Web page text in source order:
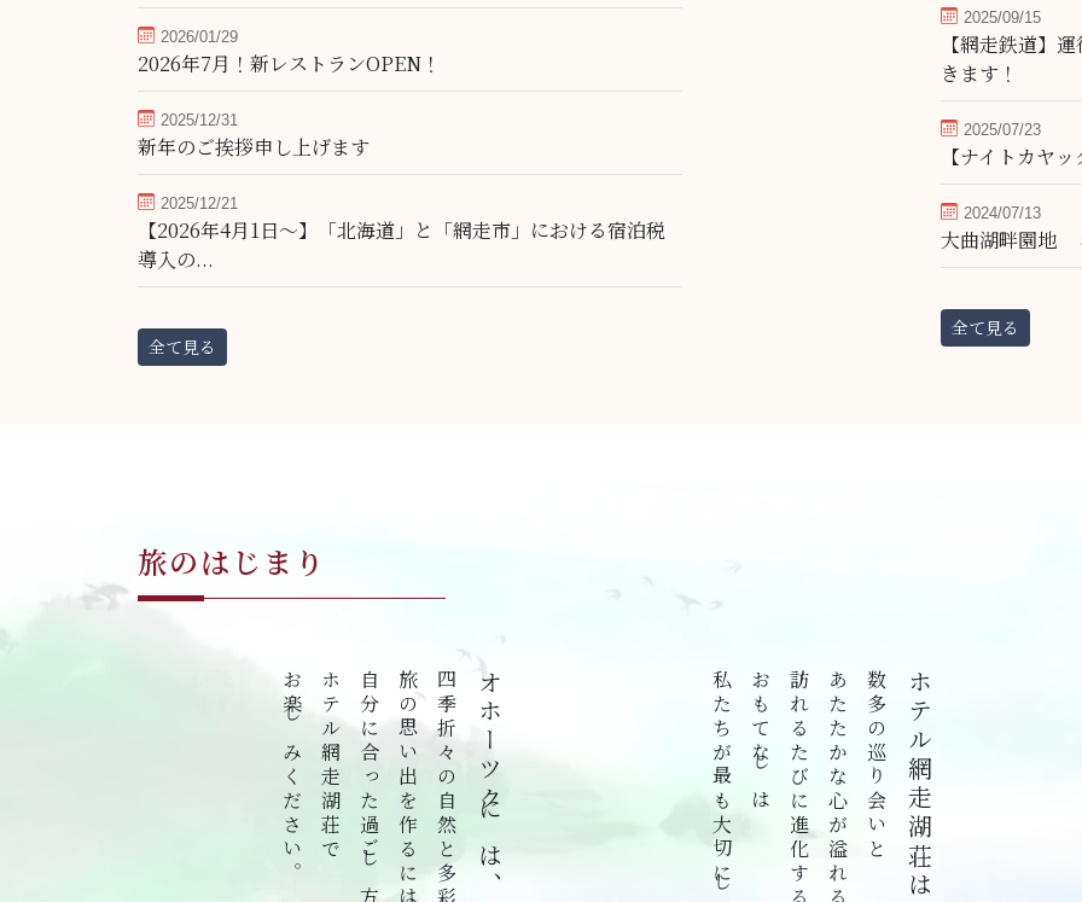
2026年7月！新レストランOPEN！
2026/01/29
新年のご挨拶申し上げます
2025/12/31
【2026年4月1日～】「北海道」と「網走市」における宿泊税
導入の...
2025/12/21
全て見る
【網走鉄道】
きます！
2025/09/15
【ナイトカヤ
2025/07/23
大曲湖畔園地
2024/07/13
全て見る
旅のはじまり
ホテル網走湖荘は、
数多の巡り会いと
訪れるたびに進化する
おもてなしは
オホーツクには、
自分に合った過ごし方を
ホテル網走湖荘で
お楽しみください。